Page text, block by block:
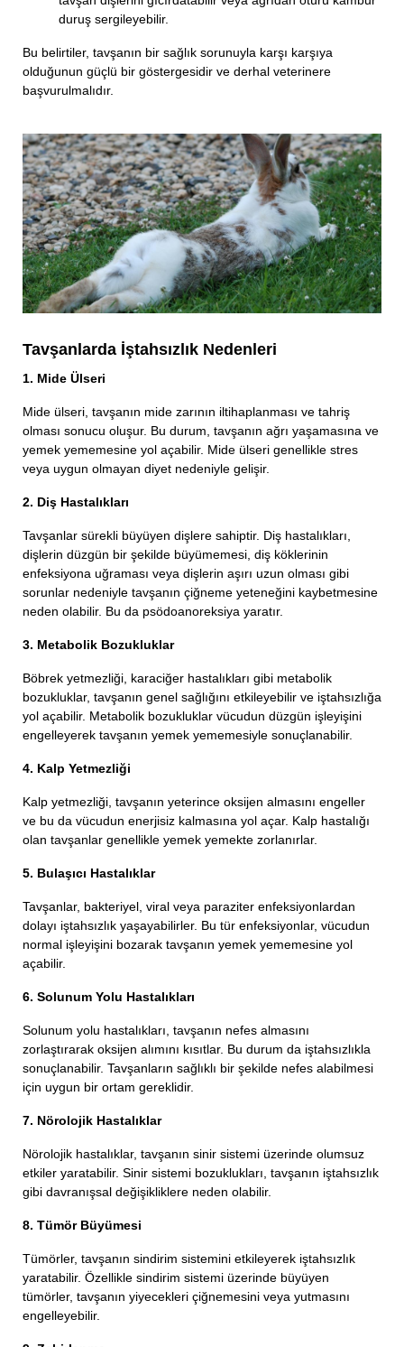
duruş sergileyebilir.
Bu belirtiler, tavşanın bir sağlık sorunuyla karşı karşıya
olduğunun güçlü bir göstergesidir ve derhal veterinere
başvurulmalıdır.
Tavşanlarda İştahsızlık Nedenleri
1. Mide Ülseri
Mide ülseri, tavşanın mide zarının iltihaplanması ve tahriş
olması sonucu oluşur. Bu durum, tavşanın ağrı yaşamasına ve
yemek yememesine yol açabilir. Mide ülseri genellikle stres
veya uygun olmayan diyet nedeniyle gelişir.
2. Diş Hastalıkları
Tavşanlar sürekli büyüyen dişlere sahiptir. Diş hastalıkları,
dişlerin düzgün bir şekilde büyümemesi, diş köklerinin
enfeksiyona uğraması veya dişlerin aşırı uzun olması gibi
sorunlar nedeniyle tavşanın çiğneme yeteneğini kaybetmesine
neden olabilir. Bu da psödoanoreksiya yaratır.
3. Metabolik Bozukluklar
Böbrek yetmezliği, karaciğer hastalıkları gibi metabolik
bozukluklar, tavşanın genel sağlığını etkileyebilir ve iştahsızlığa
yol açabilir. Metabolik bozukluklar vücudun düzgün işleyişini
engelleyerek tavşanın yemek yememesiyle sonuçlanabilir.
4. Kalp Yetmezliği
Kalp yetmezliği, tavşanın yeterince oksijen almasını engeller
ve bu da vücudun enerjisiz kalmasına yol açar. Kalp hastalığı
olan tavşanlar genellikle yemek yemekte zorlanırlar.
5. Bulaşıcı Hastalıklar
Tavşanlar, bakteriyel, viral veya paraziter enfeksiyonlardan
dolayı iştahsızlık yaşayabilirler. Bu tür enfeksiyonlar, vücudun
normal işleyişini bozarak tavşanın yemek yememesine yol
açabilir.
6. Solunum Yolu Hastalıkları
Solunum yolu hastalıkları, tavşanın nefes almasını
zorlaştırarak oksijen alımını kısıtlar. Bu durum da iştahsızlıkla
sonuçlanabilir. Tavşanların sağlıklı bir şekilde nefes alabilmesi
için uygun bir ortam gereklidir.
7. Nörolojik Hastalıklar
Nörolojik hastalıklar, tavşanın sinir sistemi üzerinde olumsuz
etkiler yaratabilir. Sinir sistemi bozuklukları, tavşanın iştahsızlık
gibi davranışsal değişikliklere neden olabilir.
8. Tümör Büyümesi
Tümörler, tavşanın sindirim sistemini etkileyerek iştahsızlık
yaratabilir. Özellikle sindirim sistemi üzerinde büyüyen
tümörler, tavşanın yiyecekleri çiğnemesini veya yutmasını
engelleyebilir.